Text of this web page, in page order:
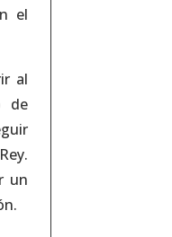
el
al
de
un